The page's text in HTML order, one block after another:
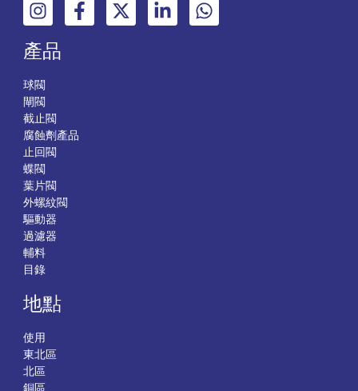
產品
球閥
閘閥
截止閥
腐蝕劑產品
止回閥
蝶閥
葉片閥
外螺紋閥
驅動器
過濾器
輔料
目錄
地點
使用
東北區
北區
銅區